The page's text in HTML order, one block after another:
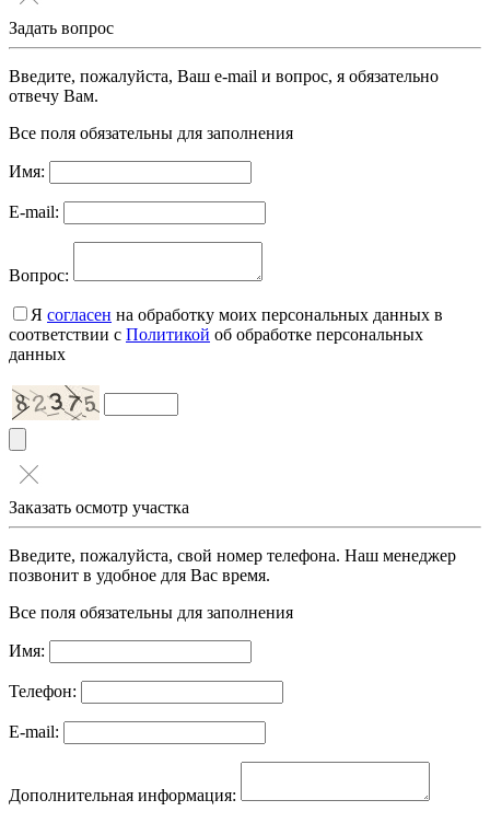
Задать вопрос
Введите, пожалуйста, Ваш e-mail и вопрос, я обязательно
отвечу Вам.
Все поля обязательны для заполнения
Имя:
E-mail:
Вопрос:
Я согласен на обработку моих персональных данных в
соответствии с Политикой об обработке персональных
данных
Заказать осмотр участка
Введите, пожалуйста, свой номер телефона. Наш менеджер
позвонит в удобное для Вас время.
Все поля обязательны для заполнения
Имя:
Телефон:
E-mail:
Дополнительная информация: